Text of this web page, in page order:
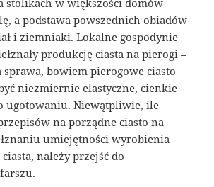
stolikach w większości domów
a podstawa powszednich obiadów
i ziemniaki. Lokalne gospodynie
produkcję ciasta na pierogi –
sprawa, bowiem pierogowe ciasto
niezmiernie elastyczne, cienkie
ugotowaniu. Niewątpliwie, ile
na porządne ciasto na
umiejętności wyrobienia
należy przejść do